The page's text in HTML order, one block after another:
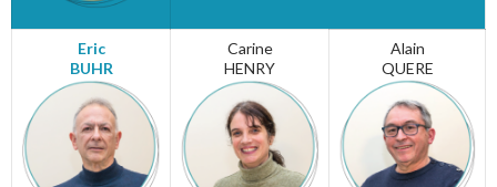
Eric
BUHR
Carine
HENRY
Alain
QUERE